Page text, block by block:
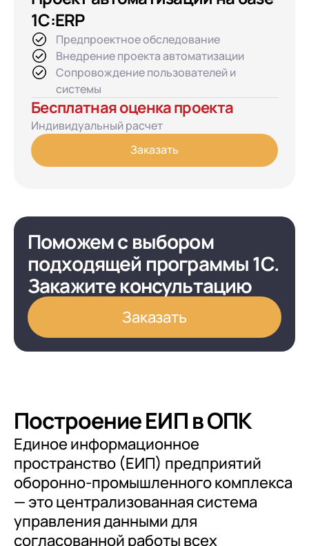
1С:ERP
Предпроектное обследование
Внедрение проекта автоматизации
Сопровождение пользователей и
системы
Бесплатная оценка проекта
Индивидуальный расчет
Заказать
Поможем с выбором
подходящей программы 1С.
Закажите консультацию
Заказать
Построение ЕИП в ОПК
Единое информационное
пространство (ЕИП) предприятий
оборонно-промышленного комплекса
— это централизованная система
управления данными для
согласованной работы всех